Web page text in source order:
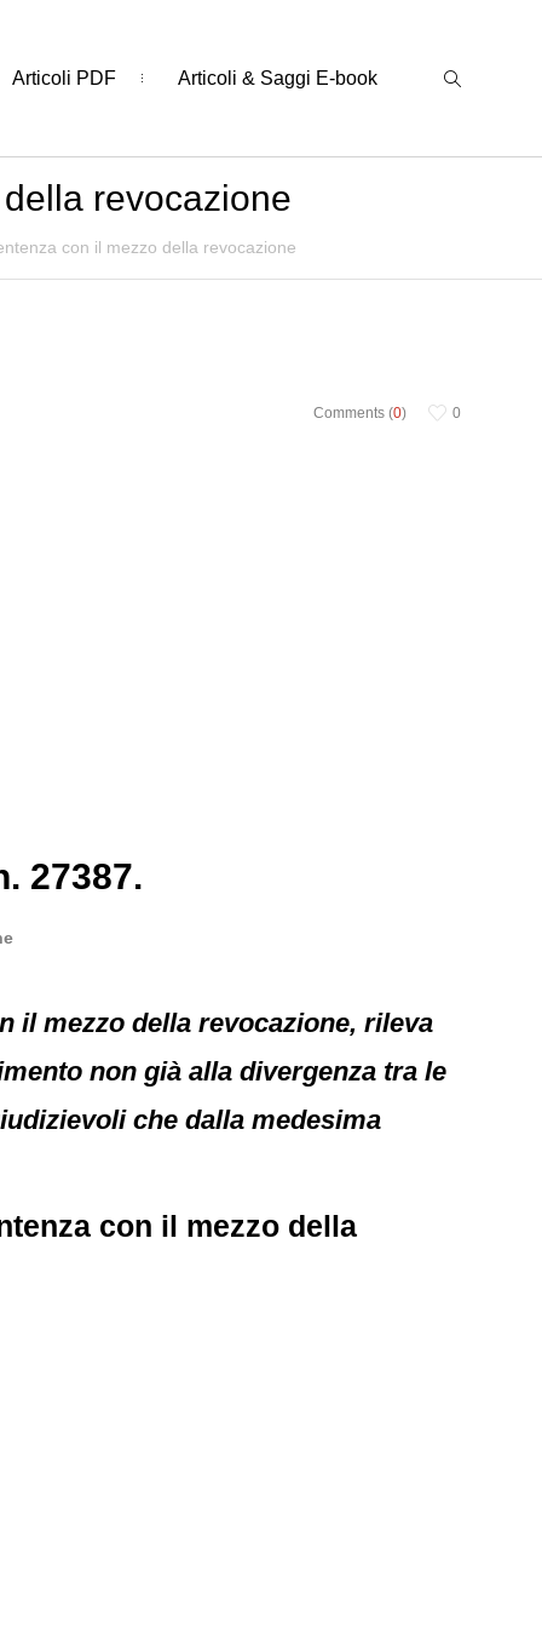
Articoli PDF Articoli & Saggi E-book
revocazione
con il mezzo della revocazione
Comments (0) 0
27387.
il mezzo della revocazione, rileva
non già alla divergenza tra le
che dalla medesima
con il mezzo della